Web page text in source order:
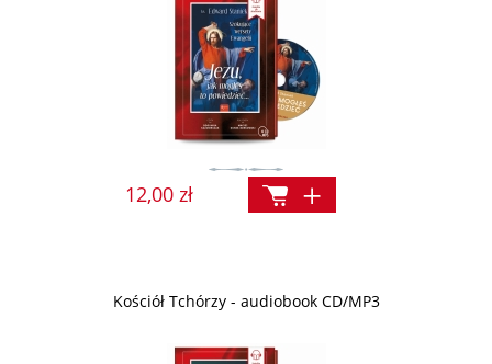
12,00 zł
Kościół Tchórzy - audiobook CD/MP3